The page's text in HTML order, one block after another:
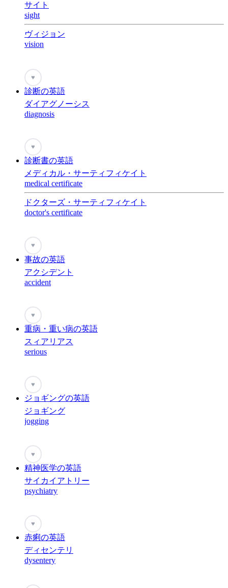
サイト
sight
ヴィジョン
vision
♥
診断の英語
ダイアグノーシス
diagnosis
♥
診断書の英語
メディカル・サーティフィケイト
medical certificate
ドクターズ・サーティフィケイト
doctor's certificate
♥
事故の英語
アクシデント
accident
♥
重病・重い病の英語
スィアリアス
serious
♥
ジョギングの英語
ジョギング
jogging
♥
精神医学の英語
サイカイアトリー
psychiatry
♥
赤痢の英語
ディセンテリ
dysentery